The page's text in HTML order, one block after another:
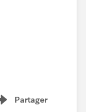
Partager
Show menu